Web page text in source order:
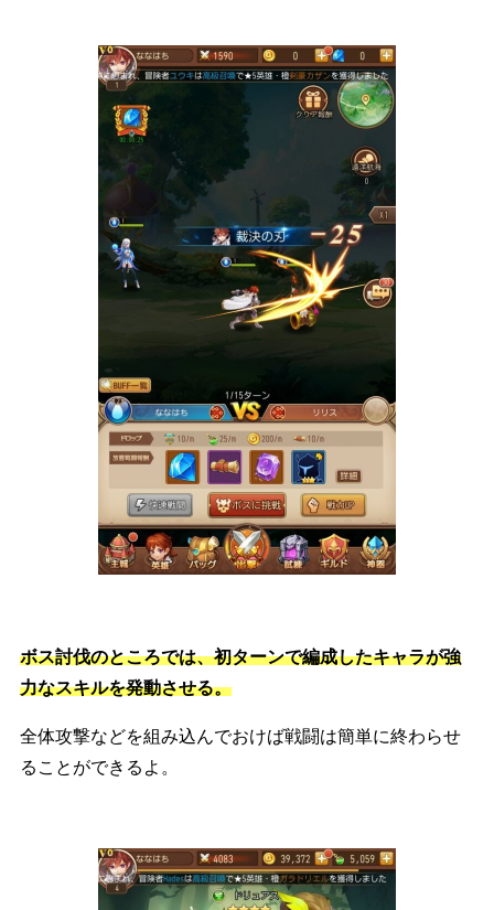
ボス討伐のところでは、初ターンで編成したキャラが強
力なスキルを発動させる。
全体攻撃などを組み込んでおけば戦闘は簡単に終わらせ
ることができるよ。